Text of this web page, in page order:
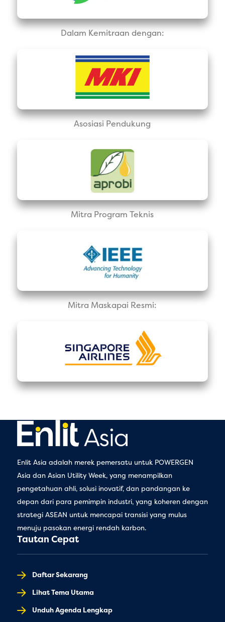
Dalam Kemitraan dengan:
Asosiasi Pendukung
Mitra Program Teknis
Mitra Maskapai Resmi:
Enlit Asia adalah merek pemersatu untuk POWERGEN
Asia dan Asian Utility Week, yang menampilkan
pengetahuan ahli, solusi inovatif, dan pandangan ke
depan dari para pemimpin industri, yang koheren dengan
strategi ASEAN untuk mencapai transisi yang mulus
menuju pasokan energi rendah karbon.
Tautan Cepat
Daftar Sekarang
Lihat Tema Utama
Unduh Agenda Lengkap